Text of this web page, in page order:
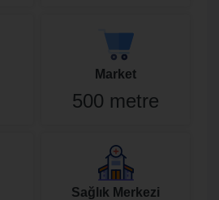
Market
500 metre
Sağlık Merkezi